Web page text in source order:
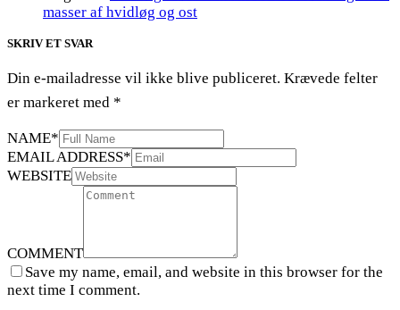
masser af hvidløg og ost
SKRIV ET SVAR
Din e-mailadresse vil ikke blive publiceret. Krævede felter
er markeret med *
NAME*
EMAIL ADDRESS*
WEBSITE
COMMENT
Save my name, email, and website in this browser for the
next time I comment.